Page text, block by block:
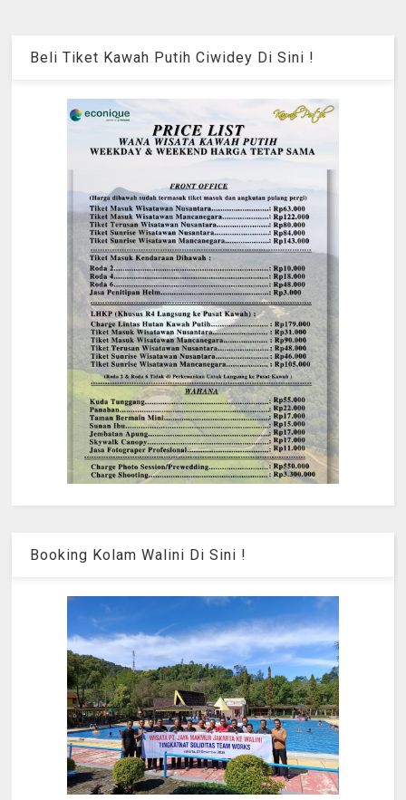
Beli Tiket Kawah Putih Ciwidey Di Sini !
Booking Kolam Walini Di Sini !